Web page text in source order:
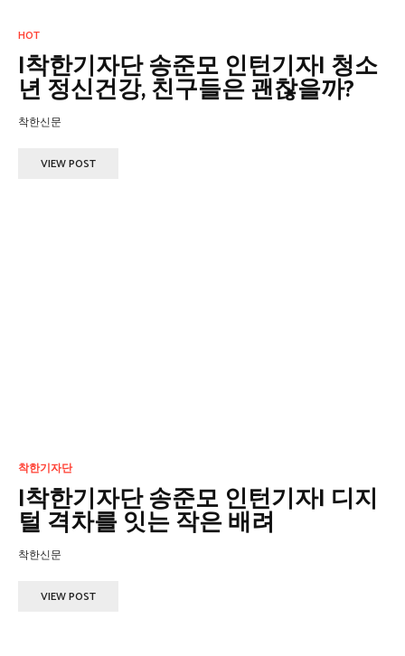
HOT
|착한기자단 송준모 인턴기자| 청소
년 정신건강, 친구들은 괜찮을까?
착한신문
VIEW POST
착한기자단
|착한기자단 송준모 인턴기자| 디지
털 격차를 잇는 작은 배려
착한신문
VIEW POST